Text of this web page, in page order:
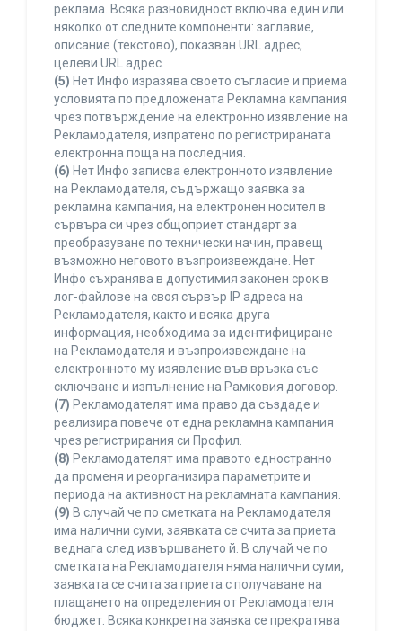
реклама. Всяка разновидност включва един или
няколко от следните компоненти: заглавие,
описание (текстово), показван URL адрес,
целеви URL адрес.
(5) Нет Инфо изразява своето съгласие и приема
условията по предложената Рекламна кампания
чрез потвърждение на електронно изявление на
Рекламодателя, изпратено по регистрираната
електронна поща на последния.
(6) Нет Инфо записва електронното изявление
на Рекламодателя, съдържащо заявка за
рекламна кампания, на електронен носител в
сървъра си чрез общоприет стандарт за
преобразуване по технически начин, правещ
възможно неговото възпроизвеждане. Нет
Инфо съхранява в допустимия законен срок в
лог-файлове на своя сървър IP адреса на
Рекламодателя, както и всяка друга
информация, необходима за идентифициране
на Рекламодателя и възпроизвеждане на
електронното му изявление във връзка със
сключване и изпълнение на Рамковия договор.
(7) Рекламодателят има право да създаде и
реализира повече от една рекламна кампания
чрез регистрирания си Профил.
(8) Рекламодателят има правото едностранно
да променя и реорганизира параметрите и
периода на активност на рекламната кампания.
(9) В случай че по сметката на Рекламодателя
има налични суми, заявката се счита за приета
веднага след извършването й. В случай че по
сметката на Рекламодателя няма налични суми,
заявката се счита за приета с получаване на
плащането на определения от Рекламодателя
бюджет. Всяка конкретна заявка се прекратява